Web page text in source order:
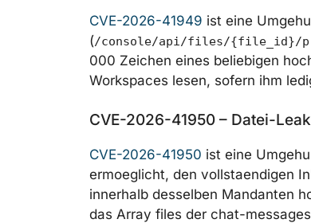
CVE-2026-41949 ist eine
(/console/api/files/{file_id}/
000 Zeichen eines beliebigen
Workspaces lesen, sofern ihm
CVE-2026-41950 – Datei-
CVE-2026-41950 ist eine
ermoeglicht, den vollstaendigen
innerhalb desselben Mandanten
das Array files der chat-